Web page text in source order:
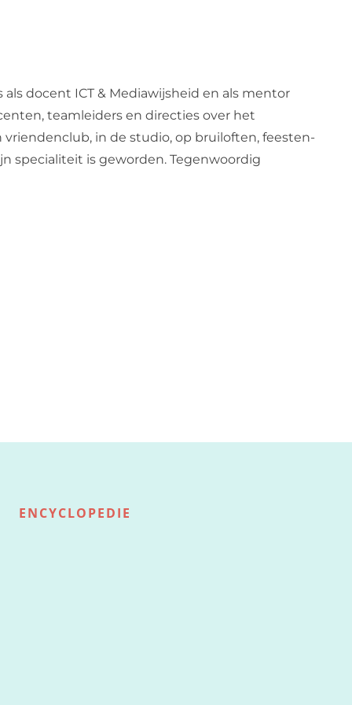
docent ICT & Mediawijsheid en als mentor
teamleiders en directies over het
in de studio, op bruiloften, feesten-
specialiteit is geworden. Tegenwoordig
ENCYCLOPEDIE